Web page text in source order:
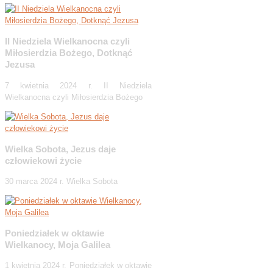
II Niedziela Wielkanocna czyli
Miłosierdzia Bożego, Dotknąć
Jezusa
7 kwietnia 2024 r. II Niedziela
Wielkanocna czyli Miłosierdzia Bożego
Wielka Sobota, Jezus daje
człowiekowi życie
30 marca 2024 r. Wielka Sobota
Poniedziałek w oktawie
Wielkanocy, Moja Galilea
1 kwietnia 2024 r. Poniedziałek w oktawie